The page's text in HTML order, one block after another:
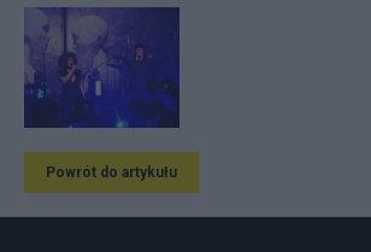
Powrót do artykułu